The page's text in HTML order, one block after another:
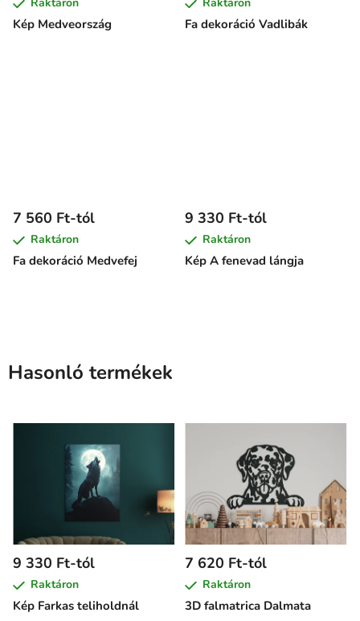
Kép Medveország Fa dekoráció Vadlibák
Fa dekoráció Medvefej
7 560 Ft-tól
Raktáron
Kép A fenevad lángja
9 330 Ft-tól
Raktáron
Hasonló termékek
Kép Farkas teliholdnál
9 330 Ft-tól
Raktáron
3D falmatrica Dalmata
7 620 Ft-tól
Raktáron